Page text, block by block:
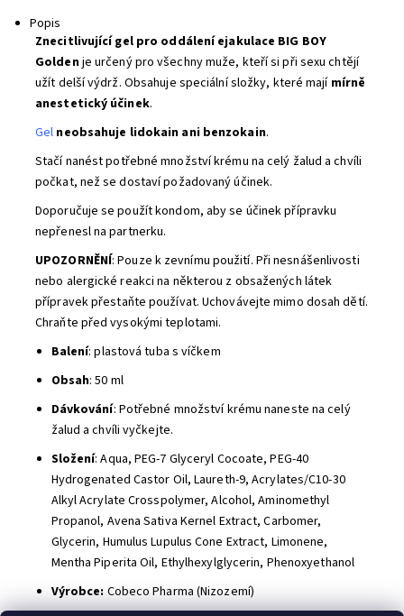
Popis
Znecitlivující gel pro oddálení ejakulace BIG BOY
Goldenje určený pro všechny muže, kteří si při sexu chtějí
užít delší výdrž. Obsahuje speciální složky, které mají mírně
anestetický účinek.
Gel neobsahuje lidokain ani benzokain.
Stačí nanést potřebné množství krému na celý žalud a chvíli
počkat, než se dostaví požadovaný účinek.
Doporučuje se použít kondom, aby se účinek přípravku
nepřenesl na partnerku.
UPOZORNĚNÍ: Pouze k zevnímu použití. Při nesnášenlivosti
nebo alergické reakci na některou z obsažených látek
přípravek přestaňte používat. Uchovávejte mimo dosah dětí.
Chraňte před vysokými teplotami.
Balení: plastová tuba s víčkem
Obsah: 50 ml
Dávkování: Potřebné množství krému naneste na celý
žalud a chvíli vyčkejte.
Složení: Aqua, PEG-7 Glyceryl Cocoate, PEG-40
Hydrogenated Castor Oil, Laureth-9, Acrylates/C10-30
Alkyl Acrylate Crosspolymer, Alcohol, Aminomethyl
Propanol, Avena Sativa Kernel Extract, Carbomer,
Glycerin, Humulus Lupulus Cone Extract, Limonene,
Mentha Piperita Oil, Ethylhexylglycerin, Phenoxyethanol
Výrobce: Cobeco Pharma (Nizozemí)